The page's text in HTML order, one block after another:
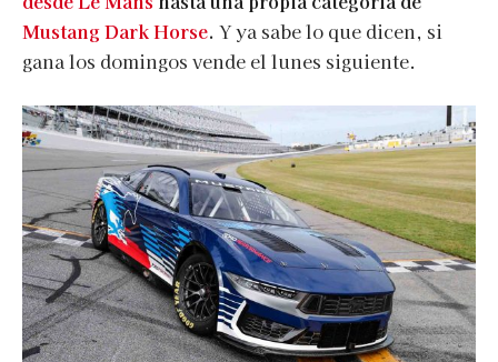
Mustang Dark Horse. Y ya sabe lo que dicen, si
gana los domingos vende el lunes siguiente.